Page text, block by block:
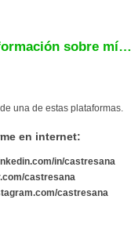
sobre mí…
una de estas plataformas.
en internet:
in/castresana
castresana
castresana